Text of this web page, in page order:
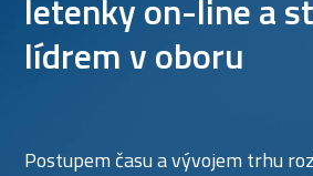
letenky on-line a
lídrem v oboru
Postupem času a vývojem trhu